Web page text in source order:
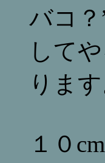
バコ
して
ります
１０